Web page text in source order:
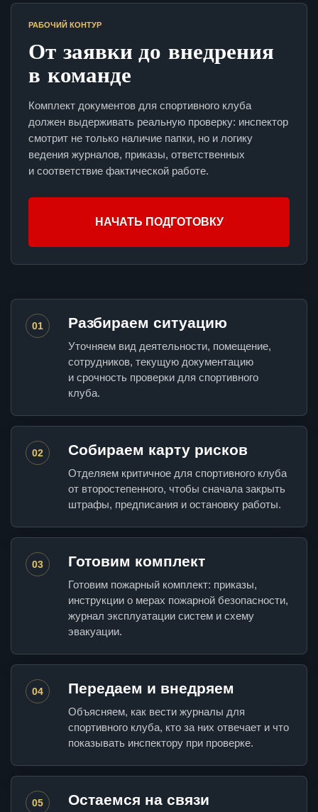
РАБОЧИЙ КОНТУР
От заявки до внедрения
в команде
Комплект документов для спортивного клуба
должен выдерживать реальную проверку: инспектор
смотрит не только наличие папки, но и логику
ведения журналов, приказы, ответственных
и соответствие фактической работе.
НАЧАТЬ ПОДГОТОВКУ
01 Разбираем ситуацию
Уточняем вид деятельности, помещение,
сотрудников, текущую документацию
и срочность проверки для спортивного
клуба.
02 Собираем карту рисков
Отделяем критичное для спортивного клуба
от второстепенного, чтобы сначала закрыть
штрафы, предписания и остановку работы.
03 Готовим комплект
Готовим пожарный комплект: приказы,
инструкции о мерах пожарной безопасности,
журнал эксплуатации систем и схему
эвакуации.
04 Передаем и внедряем
Объясняем, как вести журналы для
спортивного клуба, кто за них отвечает и что
показывать инспектору при проверке.
05 Остаемся на связи